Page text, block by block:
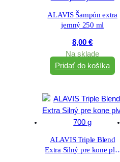
ALAVIS Šampón extra
jemný 250 ml
8,00€
Na sklade
Pridať do košíka
ALAVIS Triple Blend
Extra Silný pre kone plv.